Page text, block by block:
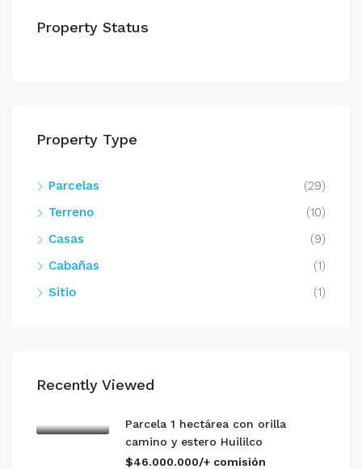
Property Status
Property Type
Parcelas
(29)
Terreno
(10)
Casas
(9)
Cabañas
(1)
Sitio
(1)
Recently Viewed
Parcela 1 hectárea con orilla
camino y estero Huililco
$46.000.000/+ comisión